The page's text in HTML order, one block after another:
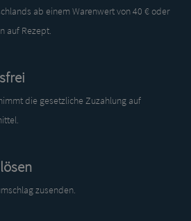
ab einem Warenwert von 40 € oder
auf Rezept.
die gesetzliche Zuzahlung auf
zusenden.